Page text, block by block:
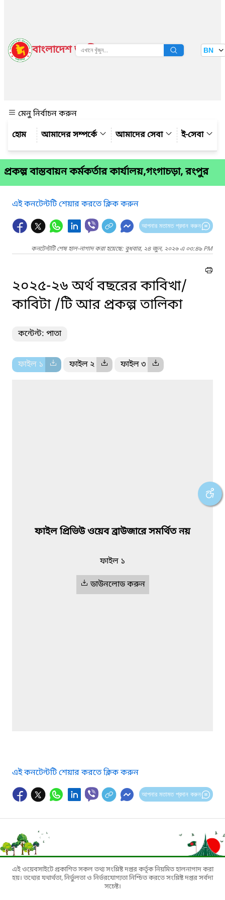
বাংলাদেশ জাতীয় তথ্য বাতায়ন BN
মেনু নির্বাচন করুন
আমাদের সম্পর্কে
আমাদের সেবা ই-সেবা
প্রকল্প বাস্তবায়ন কর্মকর্তার কার্যালয়,গংগাচড়া, রংপুর
এই কনটেন্টটি শেয়ার করতে ক্লিক করুন
আপনার মতামত প্রদান করুন
কনটেন্টটি শেষ হাল-নাগাদ করা হয়েছে: বুধবার, ২৪ জুন, ২০২৬ এ ০৩:৪৯ PM
২০২৫-২৬ অর্থ বছরের কাবিখা/
কাবিটা /টি আর প্রকল্প তালিকা
কন্টেন্ট: পাতা
ফাইল ১ ফাইল ২ ফাইল ৩
ফাইল প্রিভিউ ওয়েব ব্রাউজারে সমর্থিত নয়
ফাইল ১
ডাউনলোড করুন
এই কনটেন্টটি শেয়ার করতে ক্লিক করুন
আপনার মতামত প্রদান করুন
এই ওয়েবসাইটে প্রকাশিত সকল তথ্য সংশ্লিষ্ট দপ্তর কর্তৃক নিয়মিত হালনাগাদ করা
হয়। তথ্যের যথার্থতা, নির্ভুলতা ও নির্ভরযোগ্যতা নিশ্চিত করতে সংশ্লিষ্ট দপ্তর সর্বদা
সচেষ্ট।